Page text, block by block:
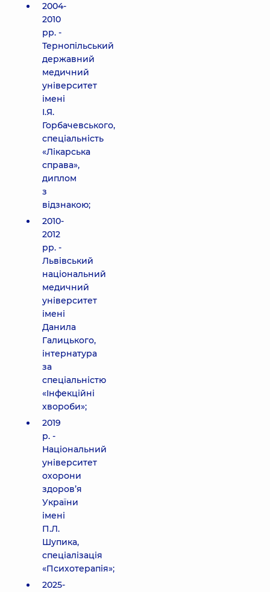
2004-
2010
рр. -
Тернопільський
державний
медичний
університет
імені
І.Я.
Горбачевського,
спеціальність
«Лікарська
справа»,
диплом
з
відзнакою;
2010-
2012
рр. -
Львівський
національний
медичний
університет
імені
Данила
Галицького,
інтернатура
за
спеціальністю
«Інфекційні
хвороби»;
2019
р. -
Національний
університет
охорони
здоров’я
України
імені
П.Л.
Шупика,
спеціалізація
«Психотерапія»;
2025-